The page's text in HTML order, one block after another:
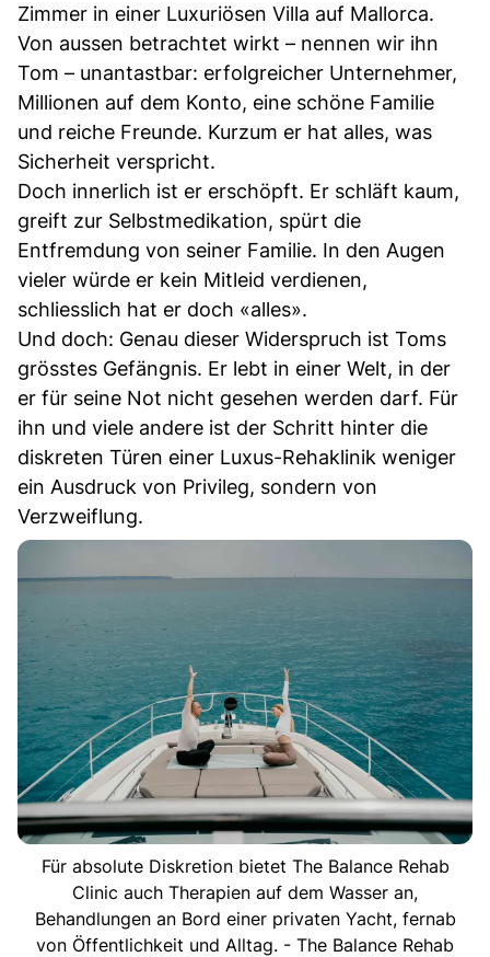
Zimmer in einer Luxuriösen Villa auf Mallorca.
Von aussen betrachtet wirkt – nennen wir ihn
Tom – unantastbar: erfolgreicher Unternehmer,
Millionen auf dem Konto, eine schöne Familie
und reiche Freunde. Kurzum er hat alles, was
Sicherheit verspricht.
Doch innerlich ist er erschöpft. Er schläft kaum,
greift zur Selbstmedikation, spürt die
Entfremdung von seiner Familie. In den Augen
vieler würde er kein Mitleid verdienen,
schliesslich hat er doch «alles».
Und doch: Genau dieser Widerspruch ist Toms
grösstes Gefängnis. Er lebt in einer Welt, in der
er für seine Not nicht gesehen werden darf. Für
ihn und viele andere ist der Schritt hinter die
diskreten Türen einer Luxus-Rehaklinik weniger
ein Ausdruck von Privileg, sondern von
Verzweiflung.
Für absolute Diskretion bietet The Balance Rehab
Clinic auch Therapien auf dem Wasser an,
Behandlungen an Bord einer privaten Yacht, fernab
von Öffentlichkeit und Alltag. - The Balance Rehab